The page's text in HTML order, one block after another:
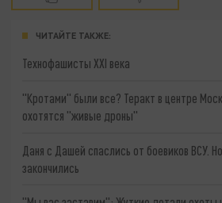
ЧИТАЙТЕ ТАКЖЕ:
Технофашисты XXI века
"Кротами" были все? Теракт в центре
охотятся "живые дроны"
Даня с Дашей спаслись от боевиков ВСУ.
закончились